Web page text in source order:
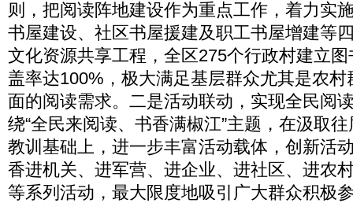
则，把阅读阵地建设作为重点工作，着力实
书屋建设、社区书屋援建及职工书屋增建等
文化资源共享工程，全区275个行政村建立
盖率达100%，极大满足基层群众尤其是农
面的阅读需求。二是活动联动，实现全民阅
绕“全民来阅读、书香满椒江”主题，在汲取
教训基础上，进一步丰富活动载体，创新活
香进机关、进军营、进企业、进社区、进农
等系列活动，最大限度地吸引广大群众积极